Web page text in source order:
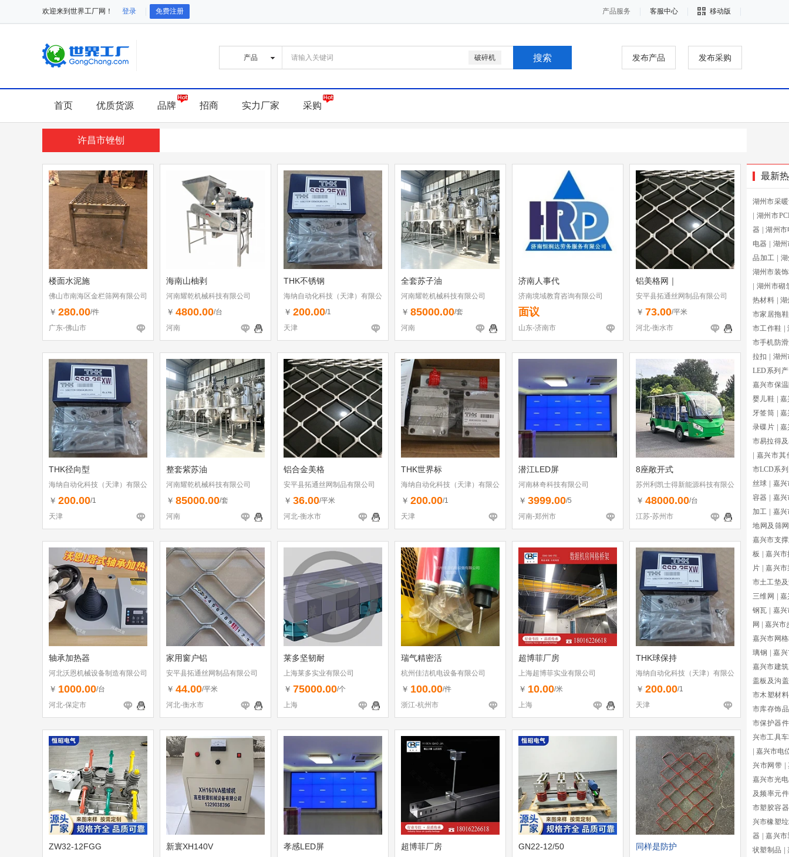
欢迎来到世界工厂网！ 登录 免费注册 产品服务 客服中心 移动版
破碎机 发布产品 发布采购
首页 优质货源 品牌 招商 实力厂家 采购
许昌市锉刨
楼面水泥施
佛山市南海区金栏筛网有限公司
￥ 280.00/件
广东-佛山市
海南山柚剥
河南耀乾机械科技有限公司
￥ 4800.00/台
河南
THK不锈钢
海纳自动化科技（天津）有限公
司
￥ 200.00/1
天津
全套苏子油
河南耀乾机械科技有限公司
￥ 85000.00/套
河南
济南人事代
济南境域教育咨询有限公司
面议
山东-济南市
铝美格网｜
安平县拓通丝网制品有限公司
￥ 73.00/平米
河北-衡水市
THK径向型
海纳自动化科技（天津）有限公
司
￥ 200.00/1
天津
整套紫苏油
河南耀乾机械科技有限公司
￥ 85000.00/套
河南
铝合金美格
安平县拓通丝网制品有限公司
￥ 36.00/平米
河北-衡水市
THK世界标
海纳自动化科技（天津）有限公
司
￥ 200.00/1
天津
潜江LED屏
河南林奇科技有限公司
￥ 3999.00/5
河南-郑州市
8座敞开式
苏州利凯士得新能源科技有限公
司
￥ 48000.00/台
江苏-苏州市
轴承加热器
河北沃恩机械设备制造有限公司
￥ 1000.00/台
河北-保定市
家用窗户铝
安平县拓通丝网制品有限公司
￥ 44.00/平米
河北-衡水市
莱多坚韧耐
上海莱多实业有限公司
￥ 75000.00/个
上海
瑞气精密活
杭州佳洁机电设备有限公司
￥ 100.00/件
浙江-杭州市
超博菲厂房
上海超博菲实业有限公司
￥ 10.00/米
上海
THK球保持
海纳自动化科技（天津）有限公
司
￥ 200.00/1
天津
ZW32-12FGG 新寰XH140V 孝感LED屏 超博菲厂房 GN22-12/50 同样是防护
最新
湖州市采
湖州市
器
湖州市
电器
湖州
品加工
湖州市装
湖州市砌
热材料
湖
市家居拖鞋
市工作鞋
市手机防
拉扣
湖州
LED系列
嘉兴市保
婴儿鞋
嘉
牙签筒
嘉
录碟片
嘉
市易拉得
嘉兴市其
市LCD系
丝球
嘉
容器
嘉兴
加工
嘉
地网及筛网
嘉兴市支
板
嘉兴市
片
嘉兴市
市土工垫
三维网
嘉
钢瓦
嘉兴
网
嘉兴市
嘉兴市网
璃钢
嘉
嘉兴市建
盖板及沟盖
市木塑材料
市库存饰品
市保护器件
兴市工具
嘉兴市电
兴市网带
嘉兴市光
及频率元件
市塑胶容器
兴市橡塑
器
嘉兴市
状塑制品